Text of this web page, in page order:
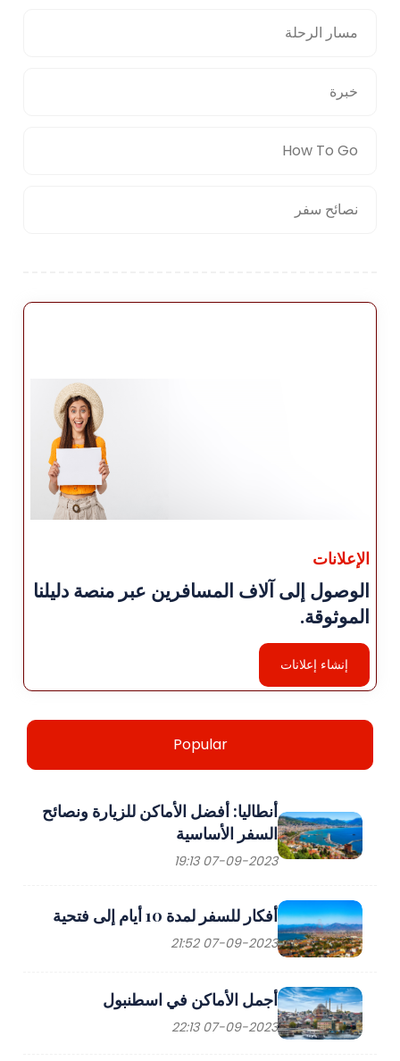
مسار الرحلة
خبرة
How To Go
نصائح سفر
الإعلانات
الوصول إلى آلاف المسافرين عبر منصة دليلنا
الموثوقة.
إنشاء إعلانات
Popular
أنطاليا: أفضل الأماكن للزيارة ونصائح
السفر الأساسية
07-09-2023 19:13
أفكار للسفر لمدة 10 أيام إلى فتحية
07-09-2023 21:52
أجمل الأماكن في اسطنبول
07-09-2023 22:13